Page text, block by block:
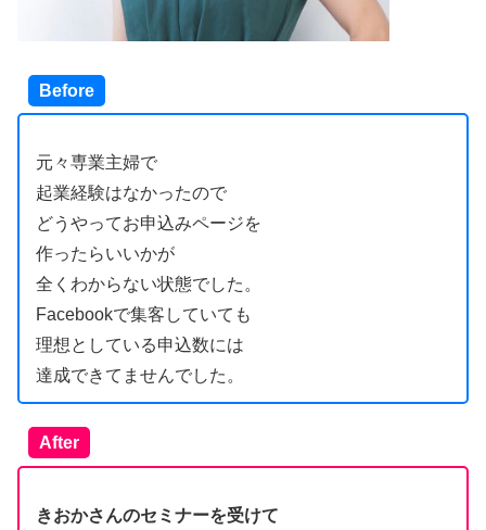
Before
元々専業主婦で
起業経験はなかったので
どうやってお申込みページを
作ったらいいかが
全くわからない状態でした。
Facebookで集客していても
理想としている申込数には
達成できてませんでした。
After
きおかさんのセミナーを受けて